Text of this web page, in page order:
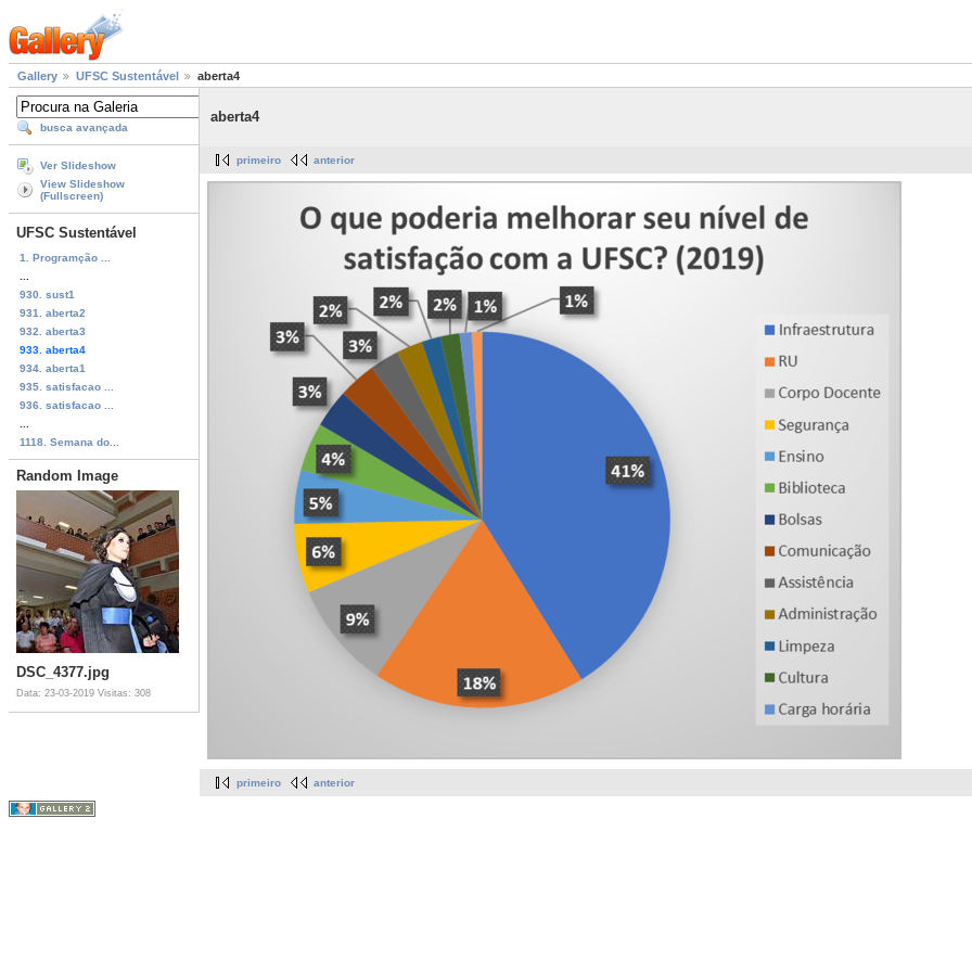
Gallery UFSC Sustentável aberta4
busca avançada
Ver Slideshow
View Slideshow
(Fullscreen)
UFSC Sustentável
1. Programção ...
930. sust1
931. aberta2
932. aberta3
933. aberta4
934. aberta1
935. satisfacao ...
936. satisfacao ...
1118. Semana do...
Random Image
DSC_4377.jpg
Data: 23-03-2019 Visitas: 308
aberta4
primeiro anterior
primeiro anterior